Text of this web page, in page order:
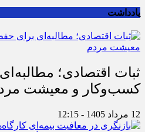
یادداشت
ثبات اقتصادی؛
کسب‌وکار و معیشت
12 مرداد 1405 - 12:15